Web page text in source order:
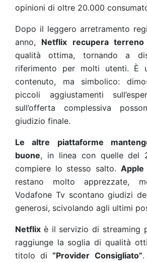
opinioni di oltre 20.000
Dopo il leggero arretramento
anno, Netflix recupera terreno
qualità ottima, tornando a
riferimento per molti utenti. È
contenuto, ma simbolico:
piccoli aggiustamenti
sull’offerta complessiva
giudizio finale.
Le altre piattaforme
buone, in linea con quelle del
compiere lo stesso salto.
restano molto apprezzate,
Vodafone Tv scontano giudizi
generosi, scivolando agli ultimi
Netflix è il servizio di streaming
raggiunge la soglia di qualità
titolo di“Provider Consigliato”